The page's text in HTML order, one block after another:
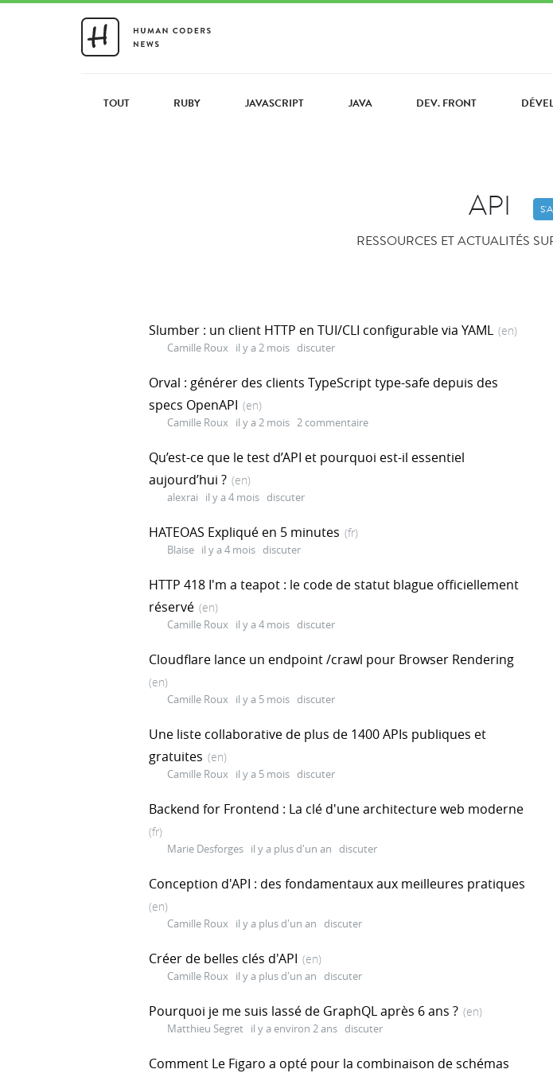
TOUT RUBY JAVASCRIPT JAVA DEV. FRONT
API
RESSOURCES ET ACTUALITÉS
Slumber : un client HTTP en TUI/CLI configurable via YAML (en)
Camille Roux il y a 2 mois discuter
Orval : générer des clients TypeScript type-safe depuis des
specs OpenAPI (en)
Camille Roux il y a 2 mois 2 commentaire
Qu’est-ce que le test d’API et pourquoi est-il essentiel
aujourd’hui ? (en)
alexrai il y a 4 mois discuter
HATEOAS Expliqué en 5 minutes (fr)
Blaise il y a 4 mois discuter
HTTP 418 I'm a teapot : le code de statut blague officiellement
réservé (en)
Camille Roux il y a 4 mois discuter
Cloudflare lance un endpoint /crawl pour Browser Rendering
(en)
Camille Roux il y a 5 mois discuter
Une liste collaborative de plus de 1400 APIs publiques et
gratuites (en)
Camille Roux il y a 5 mois discuter
Backend for Frontend : La clé d'une architecture web moderne
(fr)
Marie Desforges il y a plus d'un an discuter
Conception d'API : des fondamentaux aux meilleures pratiques
(en)
Camille Roux il y a plus d'un an discuter
Créer de belles clés d'API (en)
Camille Roux il y a plus d'un an discuter
Pourquoi je me suis lassé de GraphQL après 6 ans ? (en)
Matthieu Segret il y a environ 2 ans discuter
Comment Le Figaro a opté pour la combinaison de schémas